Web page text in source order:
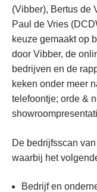
(Vibber), Bertus de
Paul de Vries
keuze gemaakt op
door Vibber, de
bedrijven en de
keken onder meer
telefoontje; orde &
De bedrijfsscan
waarbij het
Bedrijf en